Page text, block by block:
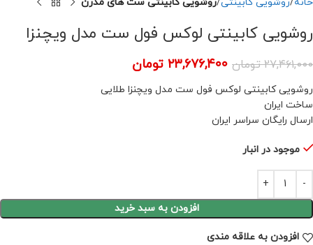
روشویی کابینتی لوکس فول ست مدل ویچنزا
۲۷,۴۶۱,۰۰۰ تومان ۲۳,۶۷۶,۴۰۰ تومان
روشویی کابینتی لوکس فول ست مدل ویچنزا طلایی
ساخت ایران
ارسال رایگان سراسر ایران
موجود در انبار
افزودن به سبد خرید
افزودن به علاقه مندی